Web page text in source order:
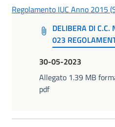
Regolamento IUC Anno 2015
DELIBERA DI
023
30-05-2023
Allegato 1.39 MB
pdf